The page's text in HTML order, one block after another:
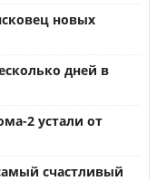
новых
дней в
2 устали от
счастливый